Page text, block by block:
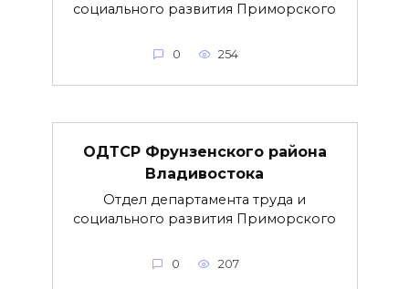
социального развития Приморского
0 254
ОДТСР Фрунзенского района
Владивостока
Отдел департамента труда и
социального развития Приморского
0 207